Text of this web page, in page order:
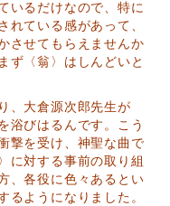
いるだけなので、特に
れている感があって、
させてもらえませんか
ず〈翁〉はしんどいと
、大倉源次郎先生が
浴びはるんです。こう
撃を受け、神聖な曲で
に対する事前の取り組
、各役に色々あるとい
るようになりました。